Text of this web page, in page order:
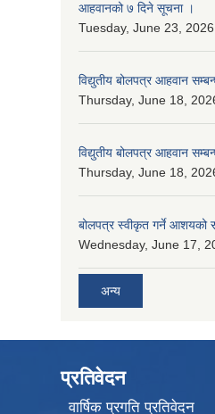
आहवानको ७ दिने सूचना ।
Tuesday, June 23,
विद्युतीय बोलपत्र आहवान
Thursday, June 18,
विद्युतीय बोलपत्र आहवान
Thursday, June 18,
बोलपत्र स्वीकृत गर्ने आशयको
Wednesday, June 17,
अन्य
प्रतिवेदन
वार्षिक प्रगति प्रतिवेदन